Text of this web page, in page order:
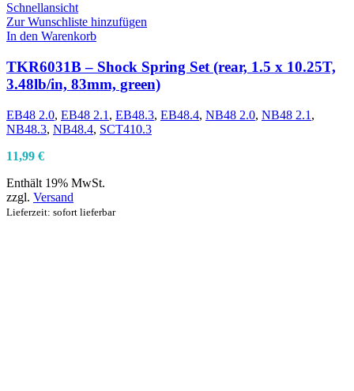
Schnellansicht
Zur Wunschliste hinzufügen
In den Warenkorb
TKR6031B – Shock Spring Set (rear, 1.5 x 10.25T,
3.48lb/in, 83mm, green)
EB48 2.0, EB48 2.1 , EB48.3, EB48.4, NB48 2.0, NB48 2.1 ,
NB48.3, NB48.4, SCT410.3
11,99 €
Enthält 19% MwSt.
zzgl. Versand
Lieferzeit: sofort lieferbar